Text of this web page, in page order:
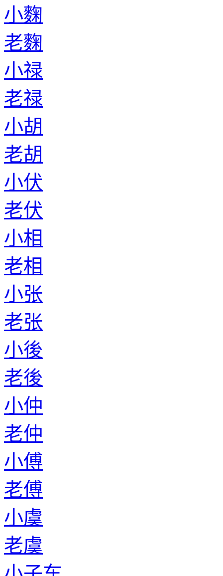
小麴
老麴
小禄
老禄
小胡
老胡
小伏
老伏
小相
老相
小张
老张
小後
老後
小仲
老仲
小傅
老傅
小虞
老虞